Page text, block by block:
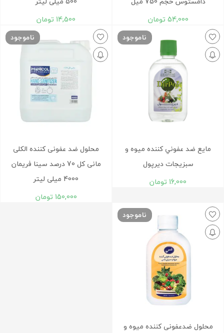
54,000 تومان 14,500 تومان
ناموجود
مايع ضد عفوني کننده ميوه و
سبزيجات دیرپول
16,000 تومان
ناموجود
محلول ضد عفونی کننده الکلی
مانی کل 70 درصد سینا فریمان
4000 میلی لیتر
150,000 تومان
ناموجود
محلول ضدعفونی کننده میوه و